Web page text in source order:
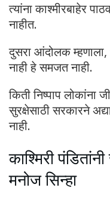
त्यांना काश्मीरबाहेर
नाहीत.
दुसरा आंदोलक
नाही हे समजत नाही.
किती निष्पाप लोकांना
सुरक्षेसाठी सरकारने
नाही.
काश्मिरी
मनोज सिन्हा